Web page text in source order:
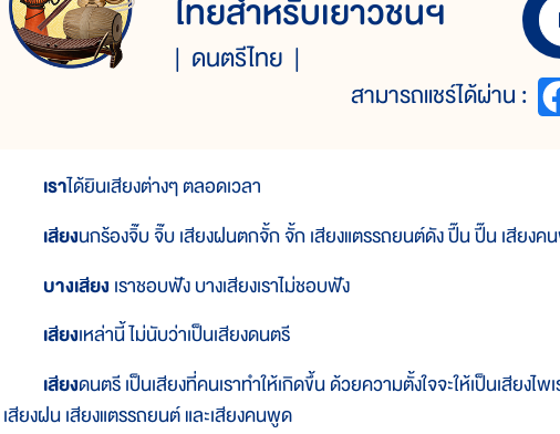
ไทยสำหรับเยาวชนฯ
ดนตรีไทย
สามารถแชร์ได้ผ่าน :
เราได้ยินเสียงต่างๆ ตลอดเวลา
เสียงนกร้องจิ๊บ จิ๊บ เสียงฝนตกจั้ก จั้ก เสียงแตรรถยนต์ดัง ปี๊น ปี๊น เสียงคน
บางเสียง เราชอบฟัง บางเสียงเราไม่ชอบฟัง
เสียงเหล่านี้ ไม่นับว่าเป็นเสียงดนตรี
เสียงดนตรีเป็นเสียงที่คนเราทำให้เกิดขึ้น ด้วยความตั้งใจจะให้เป็นเสียงไ
เสียงฝน เสียงแตรรถยนต์ และเสียงคนพูด